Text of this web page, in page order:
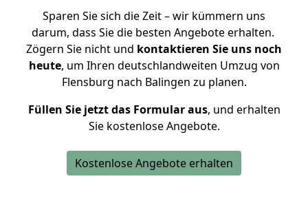
Sparen Sie sich die Zeit – wir kümmern uns
darum, dass Sie die besten Angebote erhalten.
Zögern Sie nicht und kontaktieren Sie uns noch
heute, um Ihren deutschlandweiten Umzug von
Flensburg nach Balingen zu planen.
Füllen Sie jetzt das Formular aus, und erhalten
Sie kostenlose Angebote.
Kostenlose Angebote erhalten